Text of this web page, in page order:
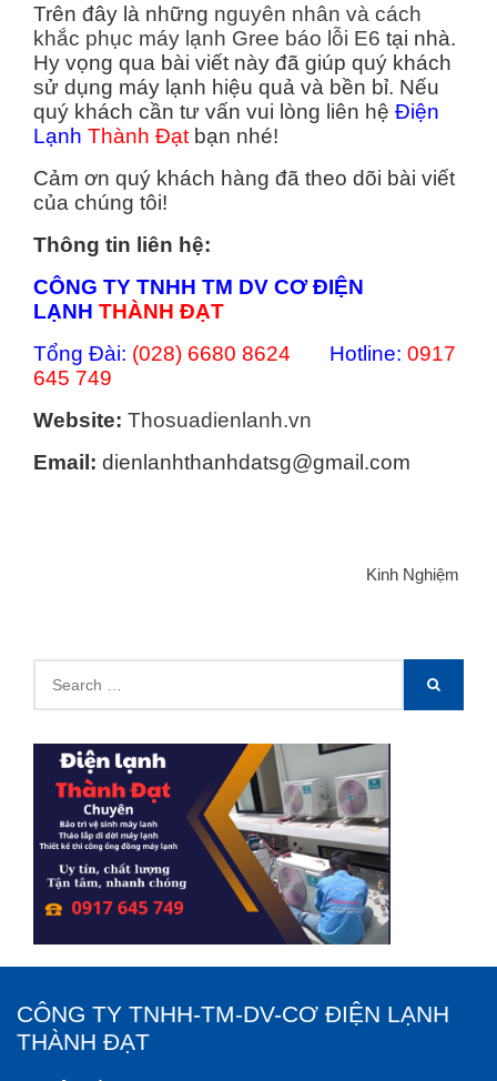
Trên đây là những nguyên nhân và cách
khắc phục máy lạnh Gree báo lỗi E6 tại nhà.
Hy vọng qua bài viết này đã giúp quý khách
sử dụng máy lạnh hiệu quả và bền bỉ. Nếu
quý khách cần tư vấn vui lòng liên hệ Điện
Lạnh Thành Đạt bạn nhé!
Cảm ơn quý khách hàng đã theo dõi bài viết
của chúng tôi!
Thông tin liên hệ:
CÔNG TY TNHH TM DV CƠ ĐIỆN
LẠNH THÀNH ĐẠT
Tổng Đài: (028) 6680 8624 Hotline: 0917
645 749
Website: Thosuadienlanh.vn
Email: dienlanhthanhdatsg@gmail.com
Kinh Nghiệm
for:
SEARCH
CÔNG TY TNHH-TM-DV-CƠ ĐIỆN LẠNH
THÀNH ĐẠT